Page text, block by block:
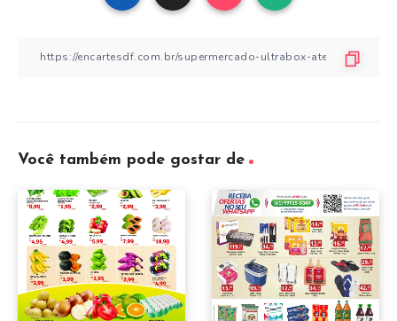
Você também pode gostar de